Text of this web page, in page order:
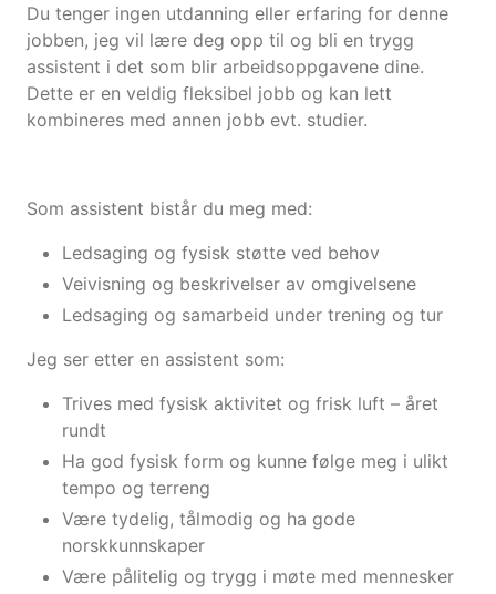
Du tenger ingen utdanning eller erfaring for denne
jobben, jeg vil lære deg opp til og bli en trygg
assistent i det som blir arbeidsoppgavene dine.
Dette er en veldig fleksibel jobb og kan lett
kombineres med annen jobb evt. studier.
Som assistent bistår du meg med:
Ledsaging og fysisk støtte ved behov
Veivisning og beskrivelser av omgivelsene
Ledsaging og samarbeid under trening og tur
Jeg ser etter en assistent som:
Trives med fysisk aktivitet og frisk luft – året
rundt
Ha god fysisk form og kunne følge meg i ulikt
tempo og terreng
Være tydelig, tålmodig og ha gode
norskkunnskaper
Være pålitelig og trygg i møte med mennesker